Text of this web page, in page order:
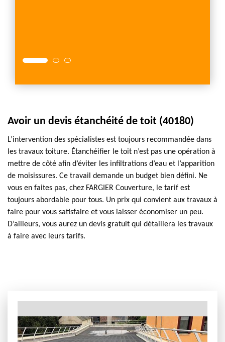
Avoir un devis étanchéité de toit (40180)
L’intervention des spécialistes est toujours recommandée dans
les travaux toiture. Étanchéifier le toit n’est pas une opération à
mettre de côté afin d’éviter les infiltrations d’eau et l’apparition
de moisissures. Ce travail demande un budget bien défini. Ne
vous en faites pas, chez FARGIER Couverture, le tarif est
toujours abordable pour tous. Un prix qui convient aux travaux à
faire pour vous satisfaire et vous laisser économiser un peu.
D’ailleurs, vous aurez un devis gratuit qui détaillera les travaux
à faire avec leurs tarifs.